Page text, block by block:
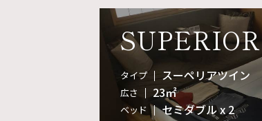
SUPERIOR
タイプ スーペリアツイン
広さ 23㎡
ベッド セミダブル x 2